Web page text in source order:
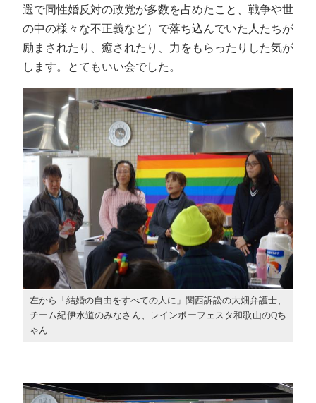
選で同性婚反対の政党が多数を占めたこと、戦争や世
の中の様々な不正義など）で落ち込んでいた人たちが
励まされたり、癒されたり、力をもらったりした気が
します。とてもいい会でした。
左から「結婚の自由をすべての人に」関西訴訟の大畑弁護士、
チーム紀伊水道のみなさん、レインボーフェスタ和歌山のQち
ゃん